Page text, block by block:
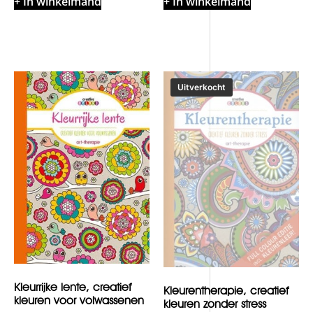
Kleurrijke lente, creatief
kleuren voor volwassenen
Kleurentherapie, creatief
kleuren zonder stress